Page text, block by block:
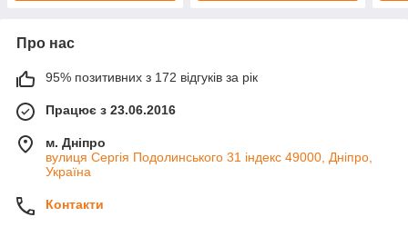
Про нас
95% позитивних з 172 відгуків за рік
Працює з 23.06.2016
м. Дніпро
вулиця Сергія Подолинського 31 індекс 49000, Дніпро,
Україна
Контакти